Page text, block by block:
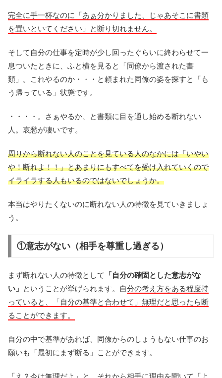
完全に手一杯なのに「あぁ分かりました、じゃあそこに書類
を置いといてください」と断り切れません。
そして自分の仕事を定時が少し回ったぐらいに終わらせて一
息ついたときに、ふと横を見ると「同僚から渡された書
類」。これやるのか・・・と頼まれた同僚の姿を探すと「も
う帰っている」状態です。
・・・・。さぁやるか、と書類に目を通し始める断れない
人。哀愁が凄いです。
周りから断れない人のことを見ている人のなかには「いやい
や！断れよ！！」とあまりにもすべてを受け入れていくので
イライラする人もいるのではないでしょうか。
本当はやりたくないのに断れない人の特徴を見ていきましょ
う。
①意志がない（相手を尊重し過ぎる）
まず断れない人の特徴として
「自分の確固とした意志がな
い」 ということが挙げられます。自分の考え方をある程度持
っていると、「自分の基準と合わせて」無理だと思ったら断
ることができます。
自分の中で基準があれば、同僚からのしょうもない仕事のお
願いも「最初にまず断る」ことができます。